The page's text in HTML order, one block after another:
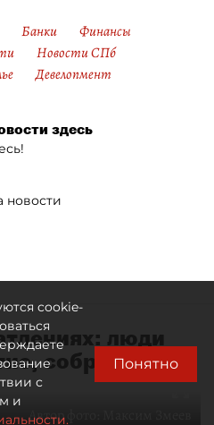
Банки
Финансы
Новости СПб
Девелопмент
здесь
новости
люди
собранное
Автор фото:
cookie-
с
и
Понятно